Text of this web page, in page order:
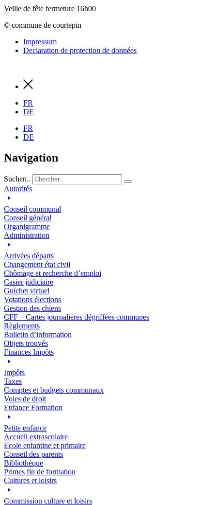
Veille de fête fermeture 16h00
© commune de courtepin
Impressum
Declaration de protection de données
FR
DE
FR
DE
Navigation
Suchen..
Autorités
Conseil communal
Conseil général
Organigramme
Administration
Arrivées départs
Changement état civil
Chômage et recherche d’emploi
Casier judiciaire
Guichet virtuel
Votations élections
Gestion des chiens
CFF – Cartes journalières dégriffées communes
Règlements
Bulletin d’information
Objets trouvés
Finances Impôts
Impôts
Taxes
Comptes et budgets communaux
Voies de droit
Enfance Formation
Petite enfance
Accueil extrascolaire
Ecole enfantine et primaire
Conseil des parents
Bibliothèque
Primes fin de formation
Cultures et loisirs
Commission culture et loisirs